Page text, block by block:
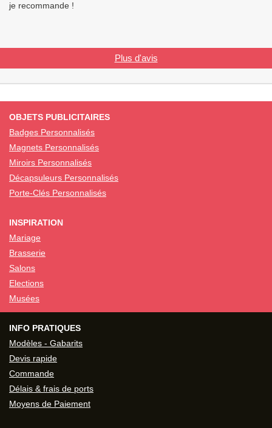
je recommande !
Plus d'avis
OBJETS PUBLICITAIRES
Badges Personnalisés
Magnets Personnalisés
Miroirs Personnalisés
Décapsuleurs Personnalisés
Porte-Clés Personnalisés
INSPIRATION
Mariage
Brasserie
Salons
Elections
Musées
INFO PRATIQUES
Modèles - Gabarits
Devis rapide
Commande
Délais & frais de ports
Moyens de Paiement